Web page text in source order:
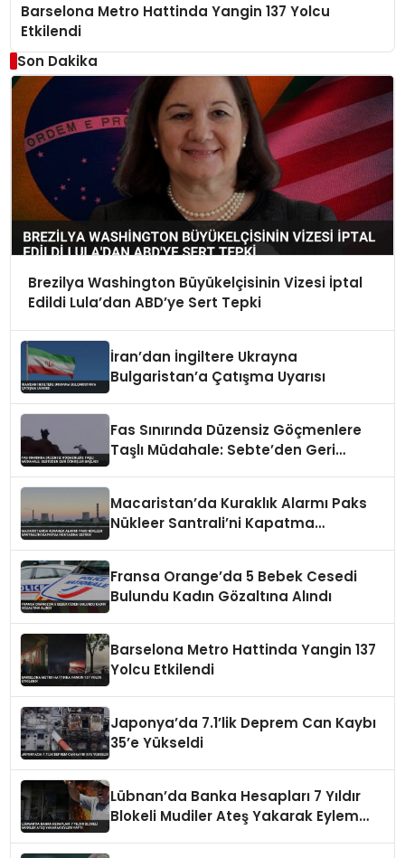
Barselona Metro Hattinda Yangin 137 Yolcu
Etkilendi
Son Dakika
Brezilya Washington Büyükelçisinin Vizesi İptal
Edildi Lula’dan ABD’ye Sert Tepki
İran’dan İngiltere Ukrayna
Bulgaristan’a Çatışma Uyarısı
Fas Sınırında Düzensiz Göçmenlere
Taşlı Müdahale: Sebte’den Geri
Macaristan’da Kuraklık Alarmı Paks
Nükleer Santrali’ni Kapatma
Fransa Orange’da 5 Bebek Cesedi
Bulundu Kadın Gözaltına Alındı
Barselona Metro Hattinda Yangin 137
Yolcu Etkilendi
Japonya’da 7.1’lik Deprem Can Kaybı
35’e Yükseldi
Lübnan’da Banka Hesapları 7 Yıldır
Blokeli Mudiler Ateş Yakarak Eylem